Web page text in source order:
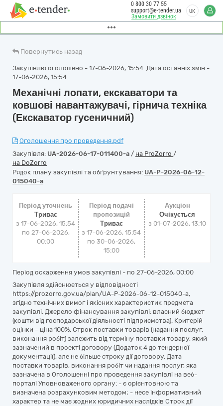
Замовити дзвінок
0 800 30 77 55
support@e-tender.ua
UK
Повернутись назад
Закупівлю оголошено - 17-06-2026, 15:54. Дата останніх змін -
17-06-2026, 15:54
Механічні лопати, екскаватори та
ковшові навантажувачі, гірнича техніка
(Екскаватор гусеничний)
Оголошення про проведення.pdf
Закупівля: UA-2026-06-17-011400-a / на ProZorro /
на DoZorro
Рядок плану закупівлі та обґрунтування: UA-P-2026-06-12-
015040-a
Період уточнень
Триває
з 17-06-2026, 15:54
по 27-06-2026,
00:00
Період подачі
пропозицій
Триває
з 17-06-2026, 15:54
по 30-06-2026,
15:00
Аукціон
Очікується
з 01-07-2026, 13:10
Період оскарження умов закупівлі - по 27-06-2026, 00:00
Закупівля здійснюється у відповідності
https://prozorro.gov.ua/plan/UA-P-2026-06-12-015040-a,
згідно технічних вимог і якісних характеристик предмета
закупівлі. Джерело фінансування закупівлі: власний бюджет
(кошти від господарської діяльності підприємства). Критерій
оцінки – ціна 100%. Строк поставки товарів (надання послуг,
виконання робіт) залежить від терміну поставки товару, який
зазначений в проекті договору (Додаток 4 до тендерної
документації), але не більше строку дії договору. Дата
поставки товарів, виконання робіт чи надання послуг, яка
зазначена в Оголошенні про проведення закупівлі на веб-
порталі Уповноваженого органу: - є орієнтовною та
визначена розрахунковим методом; - несе інформативний
характер та не має жодних юридичних наслідків Строк дії